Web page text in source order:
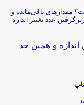
مقدارهای باقی‌مانده و
عدد تغییر اندازه
و همین حد